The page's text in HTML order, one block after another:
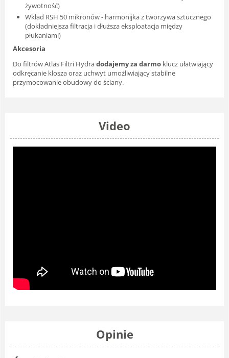
żywotność)
Wkład RSH 50 mikronów - harmonijka z tworzywa sztucznego
(dokładniejsza filtracja i dłuższa eksploatacja między
płukaniami)
Akcesoria
Do filtrów Atlas Filtri Hydradodajemy za darmo klucz ułatwiający
odkręcanie klosza oraz uchwyt umożliwiający stabilne
przymocowanie obudowy do ściany.
Video
Opinie